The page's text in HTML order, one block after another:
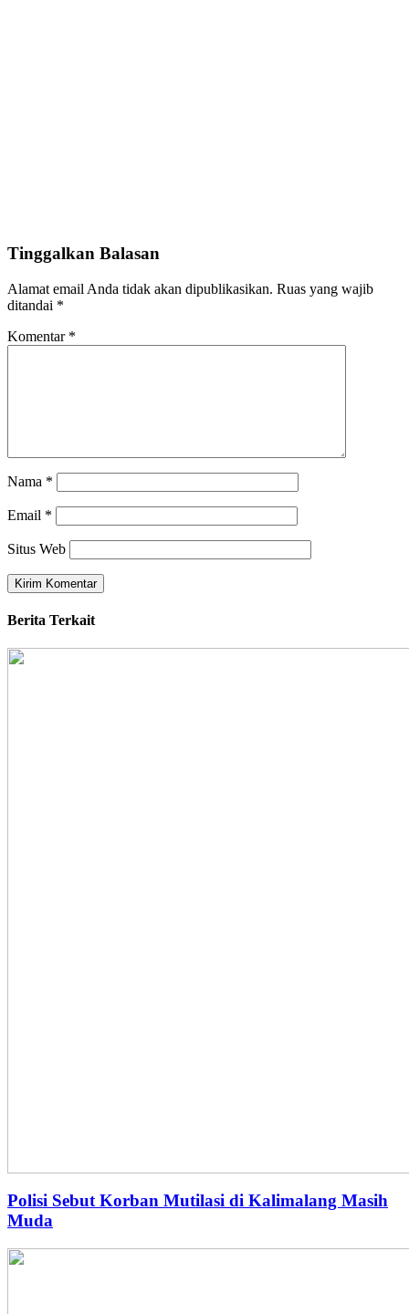
Tinggalkan Balasan
Alamat email Anda tidak akan dipublikasikan. Ruas yang wajib
ditandai *
Komentar *
Nama *
Email *
Situs Web
Berita Terkait
Polisi Sebut Korban Mutilasi di Kalimalang Masih
Muda